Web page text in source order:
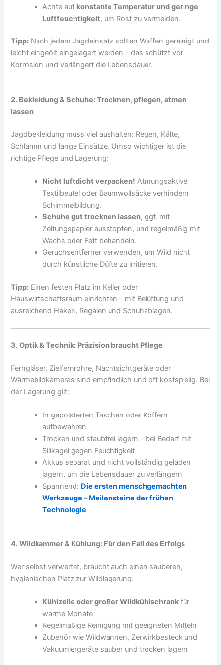
Achte auf konstante Temperatur und geringe
Luftfeuchtigkeit, um Rost zu vermeiden.
Tipp: Nach jedem Jagdeinsatz sollten Waffen gereinigt und
leicht eingeölt eingelagert werden – das schützt vor
Korrosion und verlängert die Lebensdauer.
2. Bekleidung & Schuhe: Trocknen, pflegen, atmen
lassen
Jagdbekleidung muss viel aushalten: Regen, Kälte,
Schlamm und lange Einsätze. Umso wichtiger ist die
richtige Pflege und Lagerung:
Nicht luftdicht verpacken! Atmungsaktive
Textilbeutel oder Baumwollsäcke verhindern
Schimmelbildung.
Schuhe gut trocknen lassen, ggf. mit
Zeitungspapier ausstopfen, und regelmäßig mit
Wachs oder Fett behandeln.
Geruchsentferner verwenden, um Wild nicht
durch künstliche Düfte zu irritieren.
Tipp: Einen festen Platz im Keller oder
Hauswirtschaftsraum einrichten – mit Belüftung und
ausreichend Haken, Regalen und Schuhablagen.
3. Optik & Technik: Präzision braucht Pflege
Ferngläser, Zielfernrohre, Nachtsichtgeräte oder
Wärmebildkameras sind empfindlich und oft kostspielig. Bei
der Lagerung gilt:
In gepolsterten Taschen oder Koffern
aufbewahren
Trocken und staubfrei lagern – bei Bedarf mit
Silikagel gegen Feuchtigkeit
Akkus separat und nicht vollständig geladen
lagern, um die Lebensdauer zu verlängern
Spannend: Die ersten menschgemachten
Werkzeuge – Meilensteine der frühen
Technologie
4. Wildkammer & Kühlung: Für den Fall des Erfolgs
Wer selbst verwertet, braucht auch einen sauberen,
hygienischen Platz zur Wildlagerung:
Kühlzelle oder großer Wildkühlschrank für
warme Monate
Regelmäßige Reinigung mit geeigneten Mitteln
Zubehör wie Wildwannen, Zerwirkbesteck und
Vakuumiergeräte sauber und trocken lagern